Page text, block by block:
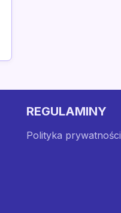
REGULAMINY
Polityka prywatności